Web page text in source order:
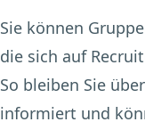
Sie können
die sich auf
So bleiben Sie
informiert und